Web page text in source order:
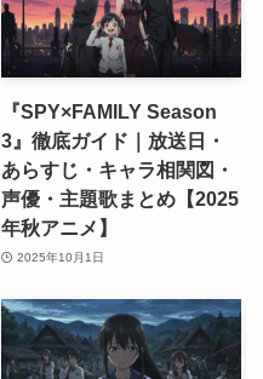
『SPY×FAMILY Season
3』徹底ガイド｜放送日・
あらすじ・キャラ相関図・
声優・主題歌まとめ【2025
年秋アニメ】
2025年10月1日